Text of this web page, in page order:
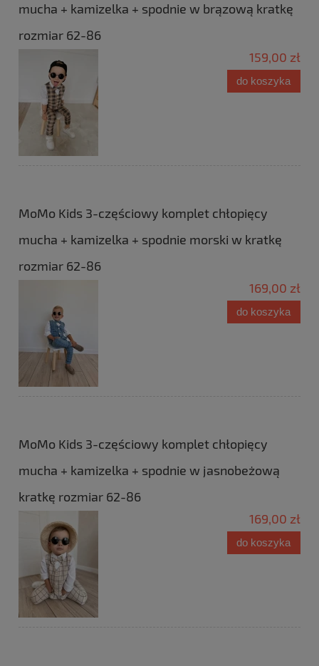
mucha + kamizelka + spodnie w brązową kratkę
rozmiar 62-86
159,00 zł
do koszyka
MoMo Kids 3-częściowy komplet chłopięcy
mucha + kamizelka + spodnie morski w kratkę
rozmiar 62-86
169,00 zł
do koszyka
MoMo Kids 3-częściowy komplet chłopięcy
mucha + kamizelka + spodnie w jasnobeżową
kratkę rozmiar 62-86
169,00 zł
do koszyka